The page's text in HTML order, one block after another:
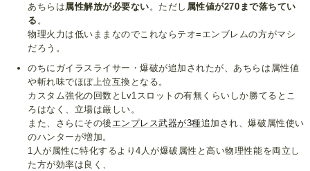
あちらは属性解放が必要ない。ただし 属性値が270まで落ちてい
る 。
物理火力は低いままなのでこれならテオ=エンブレムの方がマシ
だろう。
のちにガイラスライサー・爆破が追加されたが、あちらは属性値
や斬れ味でほぼ上位互換となる。
カスタム強化の回数とLv1スロットの有無くらいしか勝てるとこ
ろはなく、立場は厳しい。
また、さらにその後 エンプレス武器が3種追加され、爆破属性使い
のハンターが増加。
1人が属性に特化するより4人が爆破属性と高い物理性能を両立し
た方が効率は良く、